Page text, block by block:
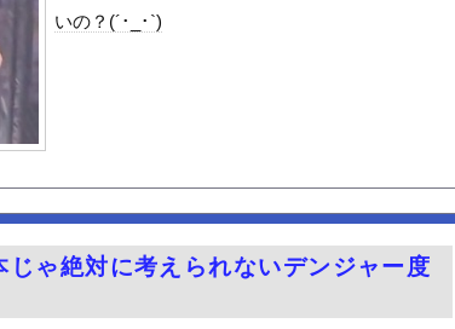
負けたのか」
上最大級の火山の兆し＝韓国の反応
投げるフリをする → 猫はこうなります…
てるｗｗｗｗｗｗｗｗｗｗｗｗｗｗｗｗｗｗｗ
国人審判員に女性を派遣し性的サービスで買収し...
・・・・
に絡まれるアンナ！
な現場仕事
いの？(´･_･`)
じゃ絶対に考えられないデンジャー度